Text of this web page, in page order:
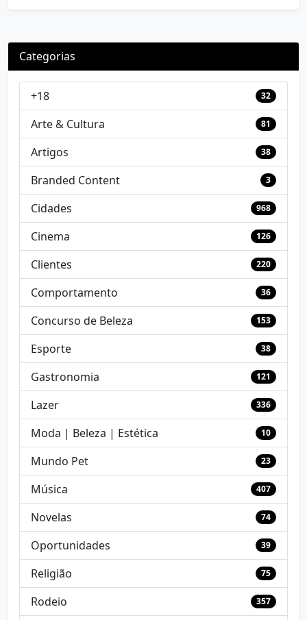
Categorias
+18 32
Arte & Cultura 81
Artigos 38
Branded Content 3
Cidades 968
Cinema 126
Clientes 220
Comportamento 36
Concurso de Beleza 153
Esporte 38
Gastronomia 121
Lazer 336
Moda | Beleza | Estética 10
Mundo Pet 23
Música 407
Novelas 74
Oportunidades 39
Religião 75
Rodeio 357